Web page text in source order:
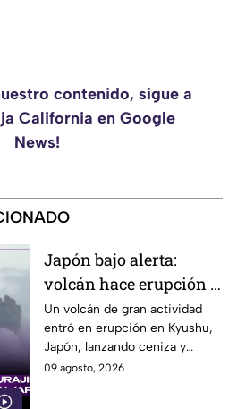
contenido, sigue a
California en Google
News!
Japón bajo alerta:
volcán hace erupción y
lanza ceniza a más de 2
mil metros
Un volcán de gran actividad
entró en erupción en Kyushu,
Japón, lanzando ceniza y
material volcánico a más de 2
09 agosto, 2026